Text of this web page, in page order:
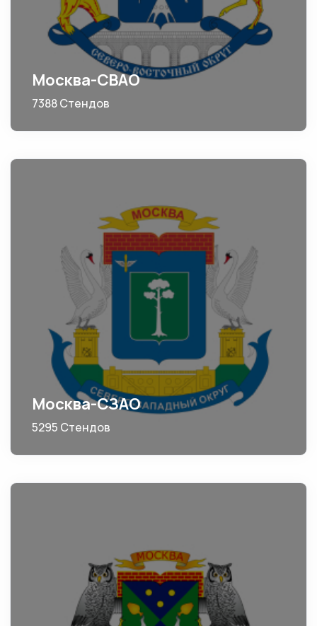
Москва-СВАО
7388 Стендов
Москва-СЗАО
5295 Стендов